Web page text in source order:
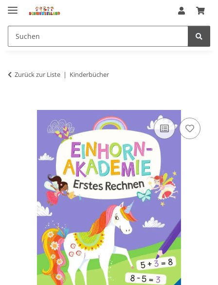
Zurück zur Liste Kinderbücher